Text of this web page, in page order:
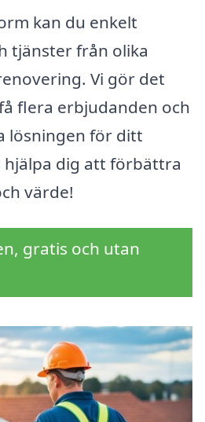
kan du enkelt
tjänster från olika
Vi gör det
flera erbjudanden och
lösningen för ditt
hjälpa dig att förbättra
värde!
gratis och utan